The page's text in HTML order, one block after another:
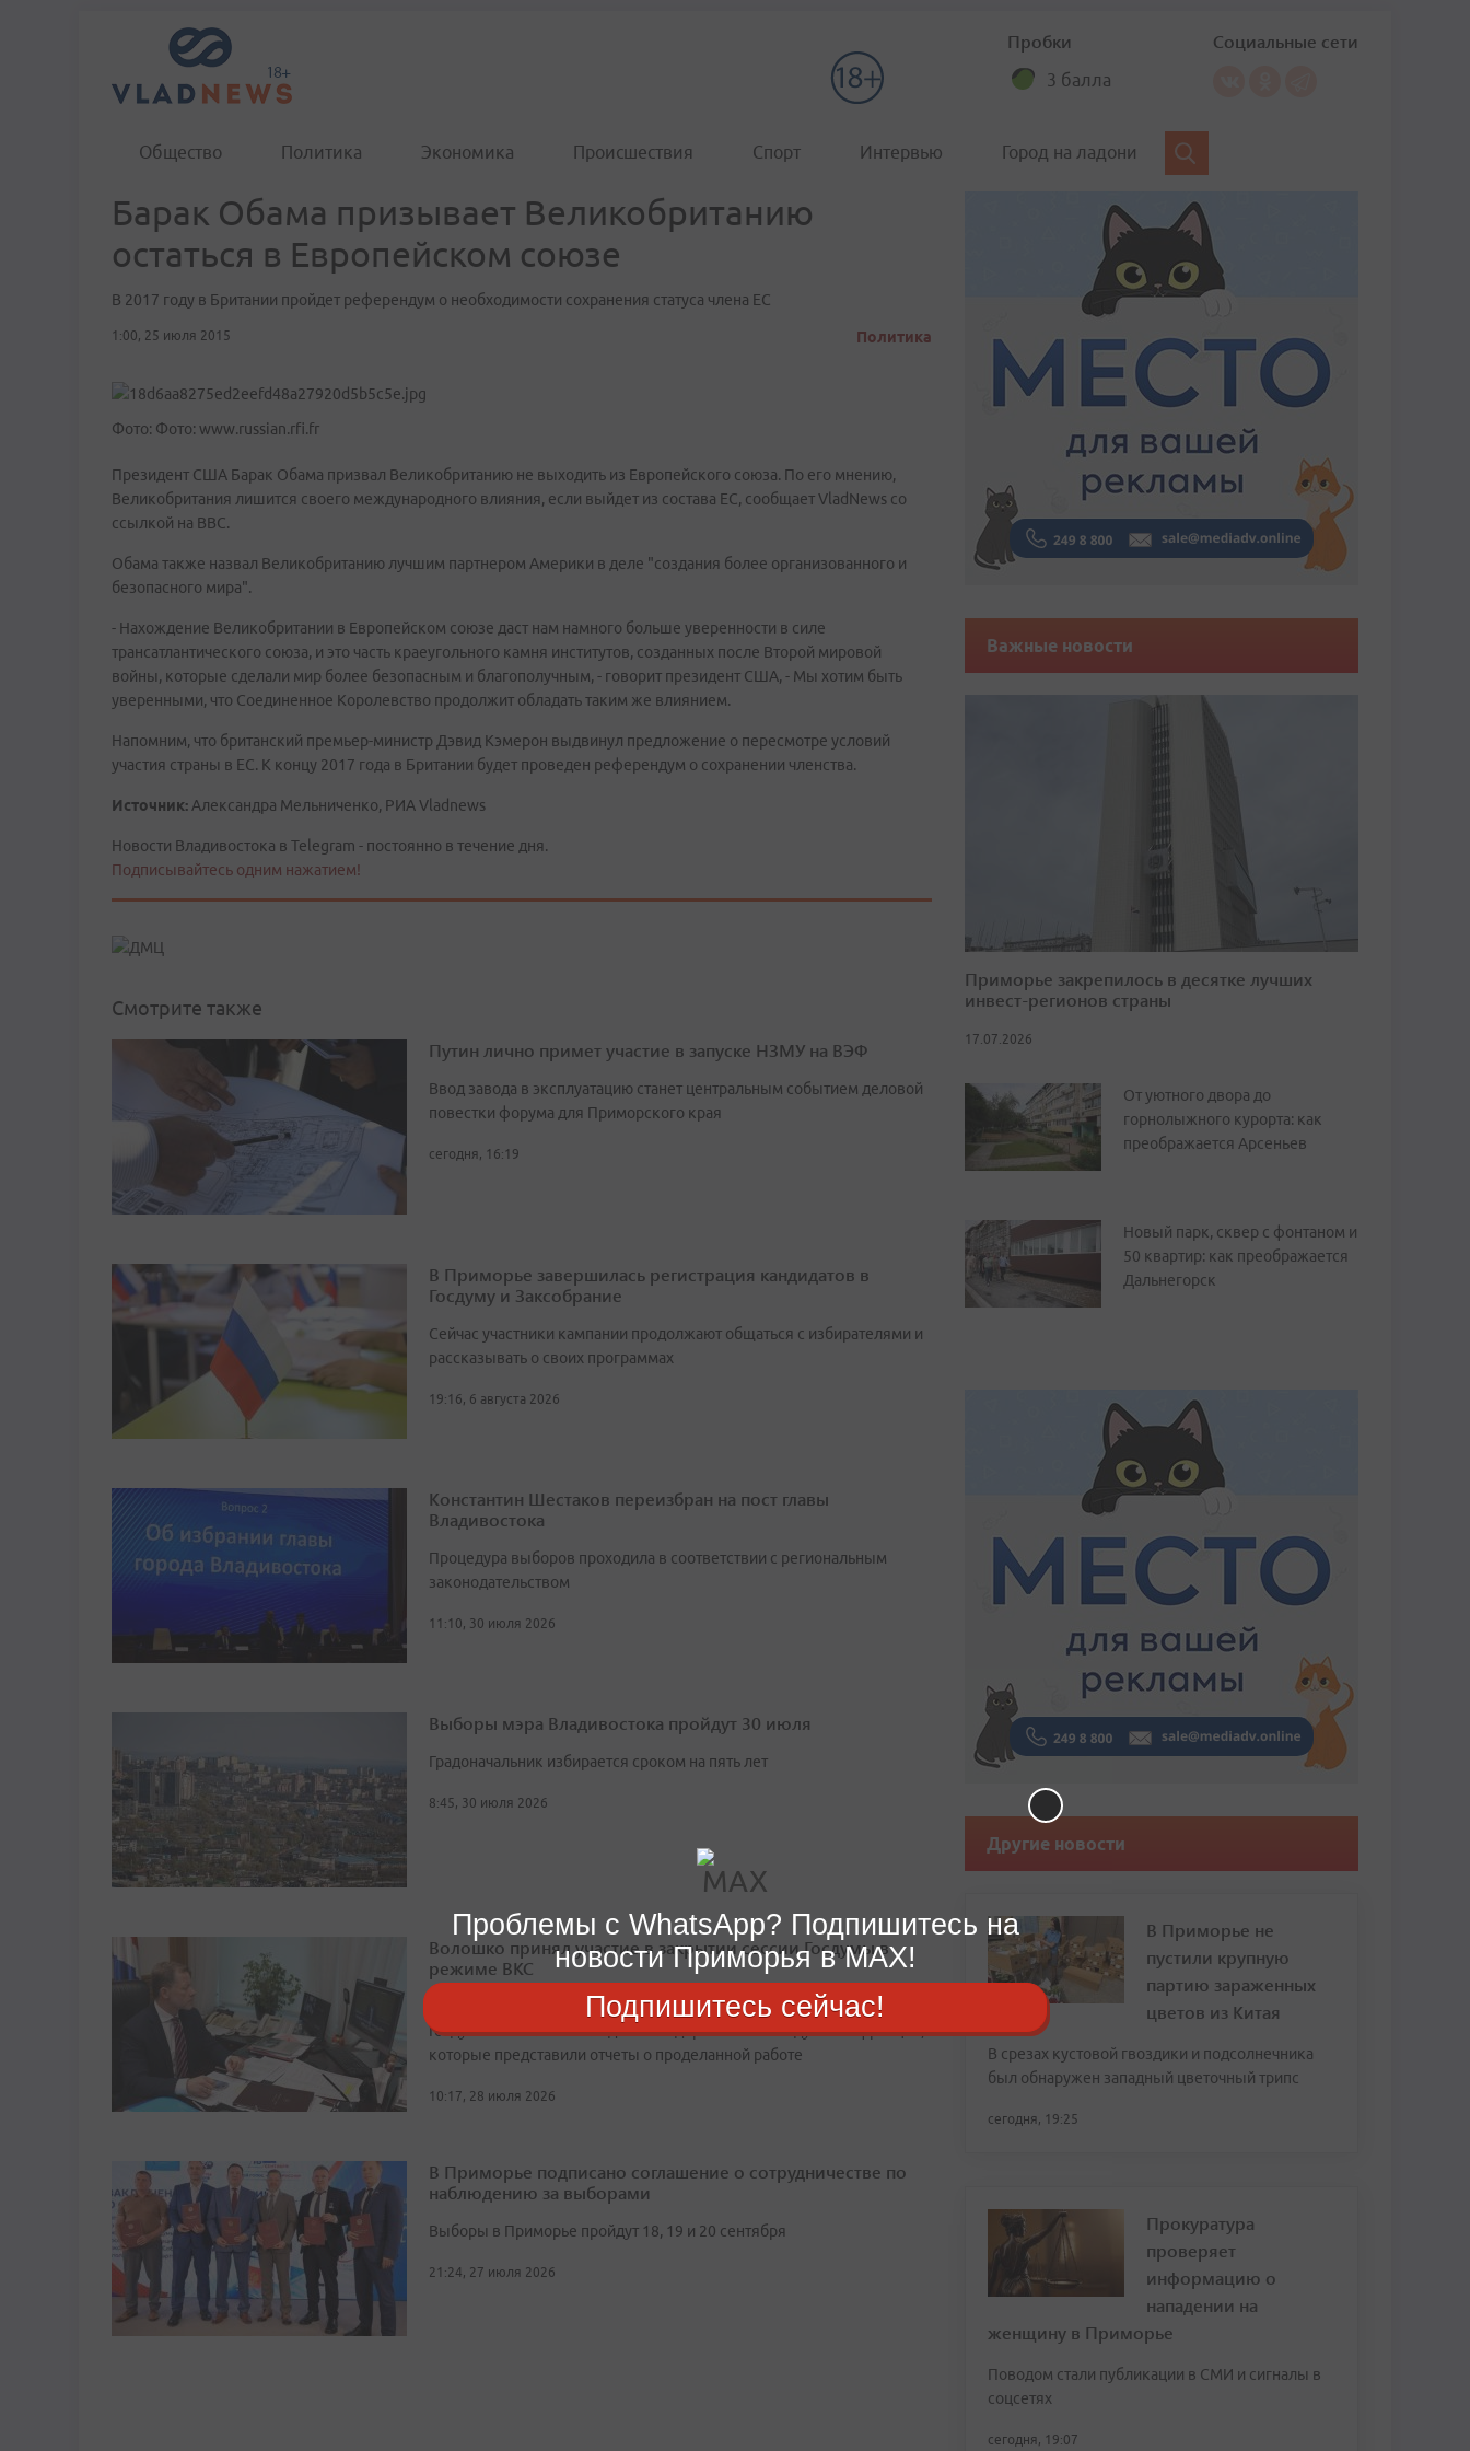
Пробки
3 балла
Социальные сети
Общество Политика Экономика Происшествия Спорт Интервью Город на ладони
Барак Обама призывает Великобританию
остаться в Европейском союзе
В 2017 году в Британии пройдет референдум о необходимости сохранения статуса члена ЕС
1:00, 25 июля 2015 Политика
Фото: Фото: www.russian.rfi.fr
Президент США Барак Обама призвал Великобританию не выходить из Европейского союза. По его мнению,
Великобритания лишится своего международного влияния, если выйдет из состава ЕС, сообщает VladNews со
ссылкой на BBC.
Обама также назвал Великобританию лучшим партнером Америки в деле "создания более организованного и
безопасного мира".
- Нахождение Великобритании в Европейском союзе даст нам намного больше уверенности в силе
трансатлантического союза, и это часть краеугольного камня институтов, созданных после Второй мировой
войны, которые сделали мир более безопасным и благополучным, - говорит президент США, - Мы хотим быть
уверенными, что Соединенное Королевство продолжит обладать таким же влиянием.
Напомним, что британский премьер-министр Дэвид Кэмерон выдвинул предложение о пересмотре условий
участия страны в ЕС. К концу 2017 года в Британии будет проведен референдум о сохранении членства.
Источник: Александра Мельниченко, РИА Vladnews
Новости Владивостока в Telegram - постоянно в течение дня.
Подписывайтесь одним нажатием!
Смотрите также
Путин лично примет участие в запуске НЗМУ на ВЭФ
Ввод завода в эксплуатацию станет центральным событием деловой
повестки форума для Приморского края
сегодня, 16:19
В Приморье завершилась регистрация кандидатов в
Госдуму и Заксобрание
Сейчас участники кампании продолжают общаться с избирателями и
рассказывать о своих программах
19:16, 6 августа 2026
Константин Шестаков переизбран на пост главы
Владивостока
Процедура выборов проходила в соответствии с региональным
законодательством
11:10, 30 июля 2026
Выборы мэра Владивостока пройдут 30 июля
Градоначальник избирается сроком на пять лет
8:45, 30 июля 2026
Волошко принял участие в закрытии сессии Госдумы в
режиме ВКС
Центральным событием заседания стали выступления председателя
Госдумы Вячеслава Володина и лидеров всех пяти думских фракций,
которые представили отчеты о проделанной работе
10:17, 28 июля 2026
В Приморье подписано соглашение о сотрудничестве по
наблюдению за выборами
Выборы в Приморье пройдут 18, 19 и 20 сентября
21:24, 27 июля 2026
Важные новости
Приморье закрепилось в десятке лучших
инвест-регионов страны
17.07.2026
От уютного двора до
горнолыжного курорта: как
преображается Арсеньев
Новый парк, сквер с фонтаном и
50 квартир: как преображается
Дальнегорск
Другие новости
В Приморье не
пустили крупную
партию зараженных
цветов из Китая
В срезах кустовой гвоздики и подсолнечника
был обнаружен западный цветочный трипс
сегодня, 19:25
Прокуратура
проверяет
информацию о
нападении на
женщину в Приморье
Поводом стали публикации в СМИ и сигналы в
соцсетях
сегодня, 19:07
Проблемы с WhatsApp? Подпишитесь на
новости Приморья в MAX!
Подпишитесь сейчас!